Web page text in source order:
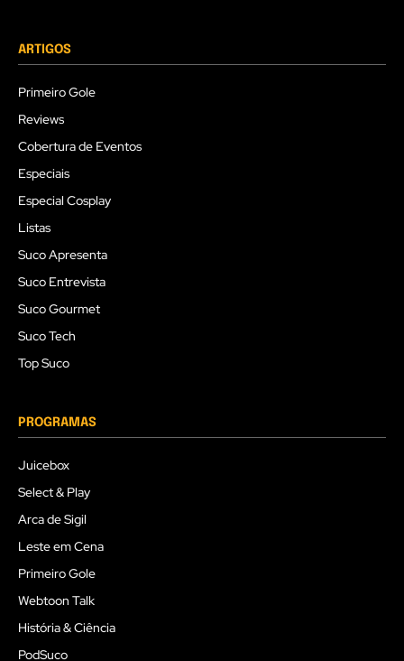
ARTIGOS
Primeiro Gole
Reviews
Cobertura de Eventos
Especiais
Especial Cosplay
Listas
Suco Apresenta
Suco Entrevista
Suco Gourmet
Suco Tech
Top Suco
PROGRAMAS
Juicebox
Select & Play
Arca de Sigil
Leste em Cena
Primeiro Gole
Webtoon Talk
História & Ciência
PodSuco